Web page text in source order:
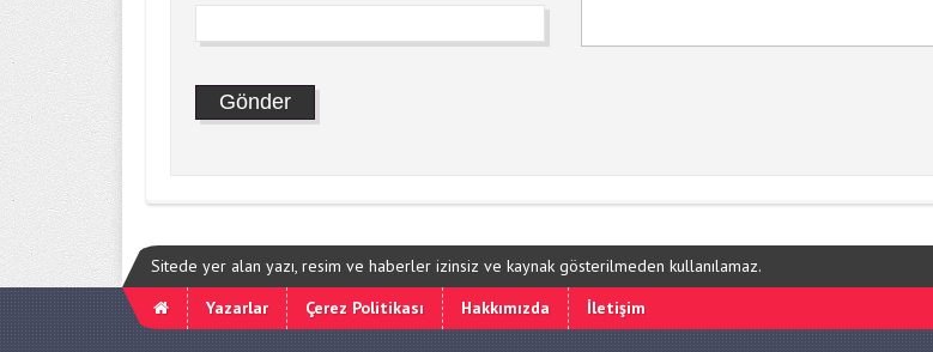
Sitede yer alan yazı, resim ve haberler izinsiz ve kaynak gösterilmeden kullanılamaz.
Yazarlar
Çerez Politikası Hakkımızda İletişim